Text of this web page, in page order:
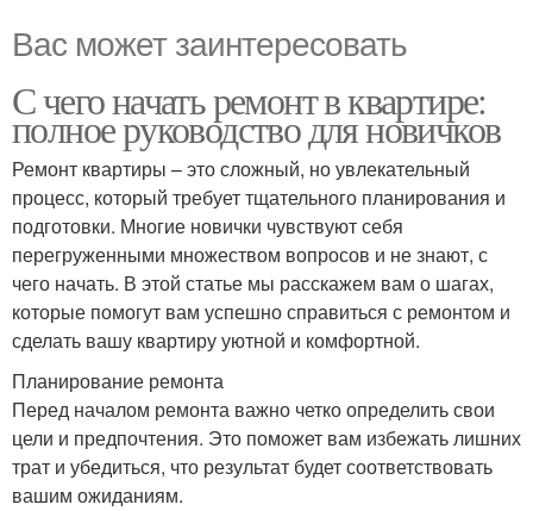
Вас может заинтересовать
С чего начать ремонт в квартире:
полное руководство для новичков
Ремонт квартиры – это сложный, но увлекательный
процесс, который требует тщательного планирования и
подготовки. Многие новички чувствуют себя
перегруженными множеством вопросов и не знают, с
чего начать. В этой статье мы расскажем вам о шагах,
которые помогут вам успешно справиться с ремонтом и
сделать вашу квартиру уютной и комфортной.
Планирование ремонта
Перед началом ремонта важно четко определить свои
цели и предпочтения. Это поможет вам избежать лишних
трат и убедиться, что результат будет соответствовать
вашим ожиданиям.